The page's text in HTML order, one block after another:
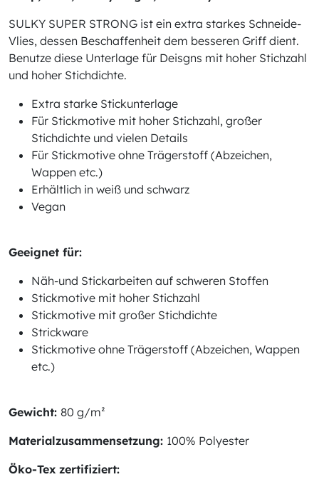
SULKY SUPER STRONG ist ein extra starkes Schneide-
Vlies, dessen Beschaffenheit dem besseren Griff dient.
Benutze diese Unterlage für Deisgns mit hoher Stichzahl
und hoher Stichdichte.
Extra starke Stickunterlage
Für Stickmotive mit hoher Stichzahl, großer
Stichdichte und vielen Details
Für Stickmotive ohne Trägerstoff (Abzeichen,
Wappen etc.)
Erhältlich in weiß und schwarz
Vegan
Geeignet für:
Näh-und Stickarbeiten auf schweren Stoffen
Stickmotive mit hoher Stichzahl
Stickmotive mit großer Stichdichte
Strickware
Stickmotive ohne Trägerstoff (Abzeichen, Wappen
etc.)
Gewicht: 80 g/m²
Materialzusammensetzung: 100% Polyester
Öko-Tex zertifiziert: